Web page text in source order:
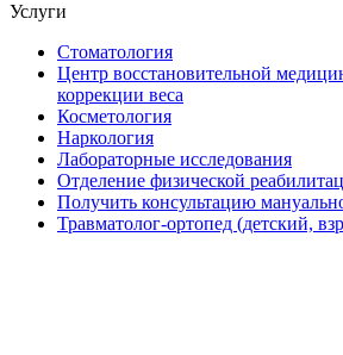
Услуги
Стоматология
Центр восстановительной
коррекции веса
Косметология
Наркология
Лабораторные исследования
Отделение физической
Получить консультацию
Травматолог-ортопед (детский,